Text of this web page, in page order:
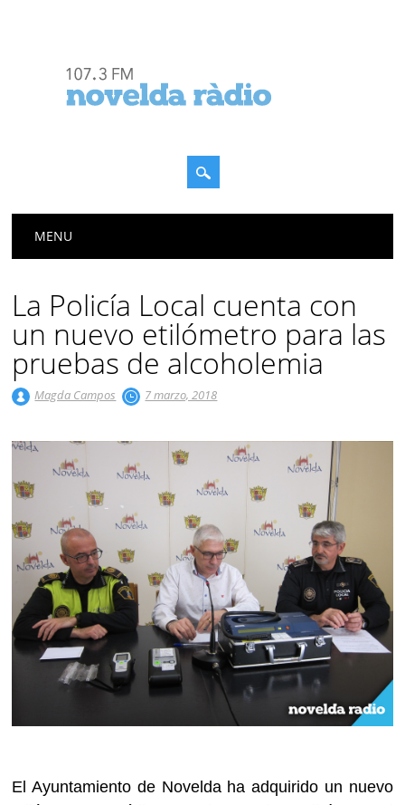
Menú principal
MENU
La Policía Local cuenta con
un nuevo etilómetro para las
pruebas de alcoholemia
Magda Campos 7 marzo, 2018
El Ayuntamiento de Novelda ha adquirido un nuevo